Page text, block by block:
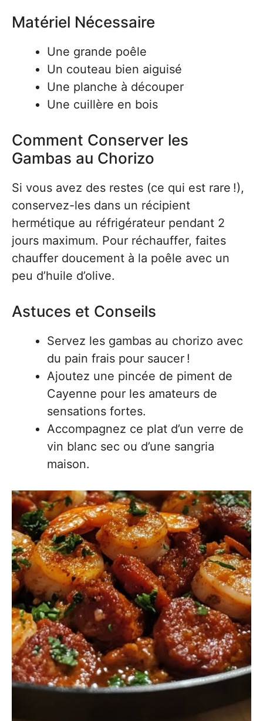
Matériel Nécessaire
Une grande poêle
Un couteau bien aiguisé
Une planche à découper
Une cuillère en bois
Comment Conserver les
Gambas au Chorizo
Si vous avez des restes (ce qui est rare !),
conservez-les dans un récipient
hermétique au réfrigérateur pendant 2
jours maximum. Pour réchauffer, faites
chauffer doucement à la poêle avec un
peu d’huile d’olive.
Astuces et Conseils
Servez les gambas au chorizo avec
du pain frais pour saucer !
Ajoutez une pincée de piment de
Cayenne pour les amateurs de
sensations fortes.
Accompagnez ce plat d’un verre de
vin blanc sec ou d’une sangria
maison.